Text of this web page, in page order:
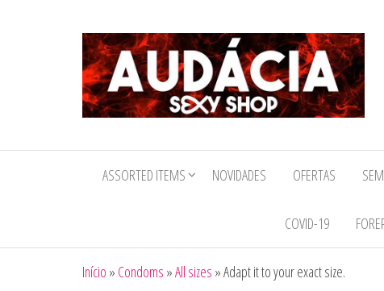
Sexy
Shop
ASSORTED ITEMS NOVIDADES OFERTAS
COVID-19
Início » Condoms »All sizes »Adapt it to your exact size.